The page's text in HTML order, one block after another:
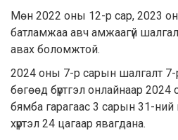
Мөн 2022 оны 12-р сар, 2023
батламжаа авч амжаагүй
авах боломжтой.
2024 оны 7-р сарын шалгалт
бөгөөд бүртгэл онлайнаар
бямба гарагаас 3 сарын 31-ний
хүртэл 24 цагаар явагдана.